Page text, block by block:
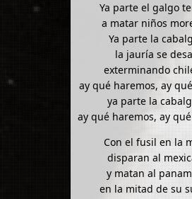
Ya parte el galgo
a matar niños
Ya parte la
la jauría se
exterminando
ay qué haremos, ay
ya parte la
ay qué haremos, ay
Con el fusil en la
disparan al
y matan al
en la mitad de su